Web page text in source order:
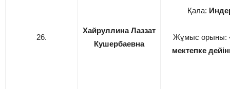
26.
Хайруллина Лаззат
Кушербаевна
Қала:
Жұмыс орыны:
мектепке